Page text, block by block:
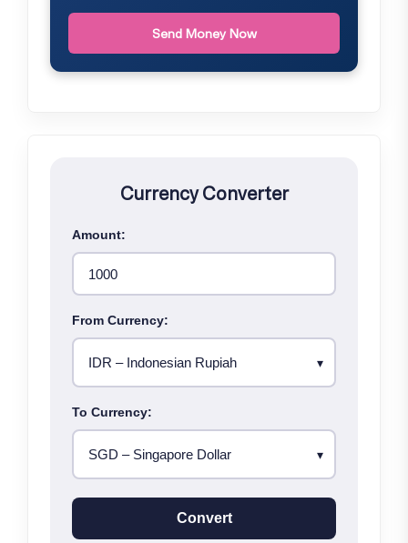
Send Money Now
Currency Converter
Amount:
From Currency:
To Currency:
Convert